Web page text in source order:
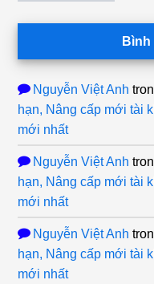
Nguyễn Việt Anh
hạn, Nâng cấp mới tài
mới nhất
Nguyễn Việt Anh
hạn, Nâng cấp mới tài
mới nhất
Nguyễn Việt Anh
hạn, Nâng cấp mới tài
mới nhất